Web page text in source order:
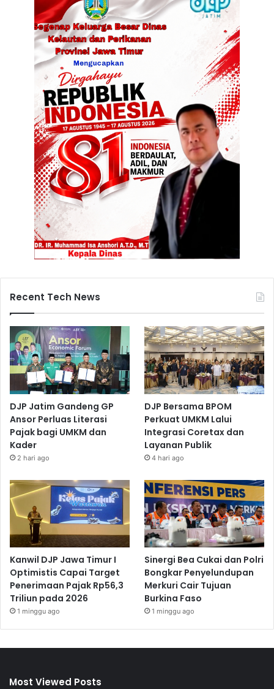
Recent Tech News
DJP Jatim Gandeng GP
Ansor Perluas Literasi
Pajak bagi UMKM dan
Kader
2 hari ago
DJP Bersama BPOM
Perkuat UMKM Lalui
Integrasi Coretax dan
Layanan Publik
4 hari ago
Kanwil DJP Jawa Timur I
Optimistis Capai Target
Penerimaan Pajak Rp56,3
Triliun pada 2026
1 minggu ago
Sinergi Bea Cukai dan Polri
Bongkar Penyelundupan
Merkuri Cair Tujuan
Burkina Faso
1 minggu ago
Most Viewed Posts